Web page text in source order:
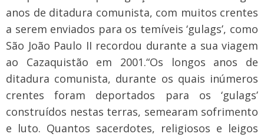
anos de ditadura comunista, com muitos crentes
a serem enviados para os temíveis ‘gulags’, como
São João Paulo II recordou durante a sua viagem
ao Cazaquistão em 2001.“Os longos anos de
ditadura comunista, durante os quais inúmeros
crentes foram deportados para os ‘gulags’
construídos nestas terras, semearam sofrimento
e luto. Quantos sacerdotes, religiosos e leigos